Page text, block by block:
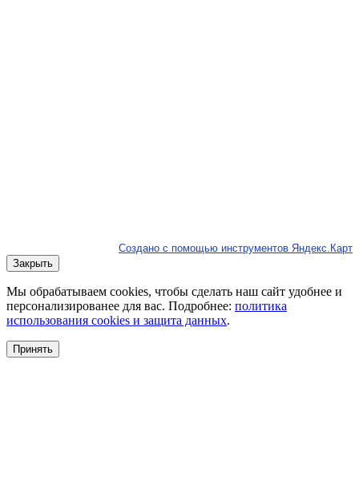
Создано с помощью инструментов Яндекс.Карт
Закрыть
Мы обрабатываем cookies, чтобы сделать наш сайт удобнее и
персонализированее для вас. Подробнее: политика
использования cookies и защита данных.
Принять